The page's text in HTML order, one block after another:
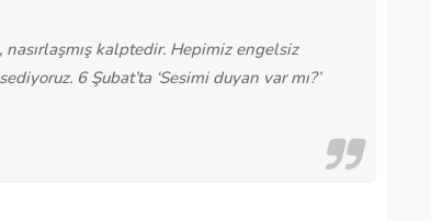
kalptedir. Hepimiz engelsiz
6 Şubat’ta ‘Sesimi duyan var mı?’